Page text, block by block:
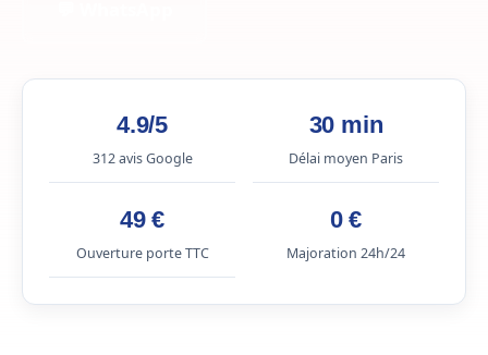
4.9/5
312 avis Google
30 min
Délai moyen Paris
49 €
Ouverture porte TTC
0 €
Majoration 24h/24